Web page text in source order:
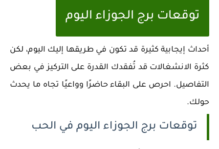
توقعات برج الجوزاء اليوم
أحداث إيجابية كثيرة قد تكون في طريقها إليك اليوم، لكن
كثرة الانشغالات قد تُفقدك القدرة على التركيز في بعض
التفاصيل. احرص على البقاء حاضرًا وواعيًا تجاه ما يحدث
حولك.
توقعات برج الجوزاء اليوم في الحب